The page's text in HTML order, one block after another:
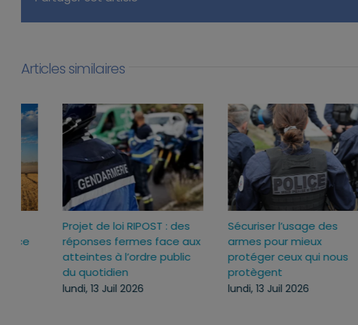
Articles similaires
Loi d’urgence agricole :
pourquoi j’ai voté pour ce
mercredi, 22 Juil 2026
Projet de loi RIPOST : des
réponses fermes face aux
atteintes à l’ordre public
du quotidien
lundi, 13 Juil 2026